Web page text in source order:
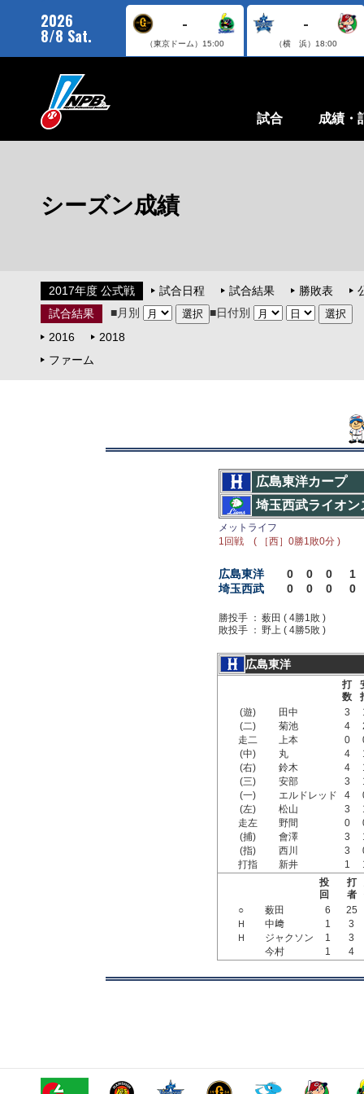
2026
8/8 Sat.
-
（東京ドーム） 15:00
-
（横 浜） 18:00
試合 成績・
シーズン成績
2017年度 公式戦 試合日程 試合結果 勝敗表
試合結果
■月別
■日付別
2016
2018
ファーム
広島東洋カープ
埼玉西武ライオン
メットライフ
1回戦 ( ［西］0勝1敗0分 )
広島東洋 0 0 0
1
埼玉西武
0 0 0 0
勝投手 ： 薮田 ( 4勝1敗 )
敗投手 ： 野上 ( 4勝5敗 )
広島東洋
打
数
(遊)
田中 3
(二)
菊池 4
走二
上本 0
(中)
丸 4
(右)
鈴木 4
(三)
安部 3
(一)
エルドレッド 4
(左)
松山 3
走左
野間 0
(捕)
會澤 3
(指)
西川 3
打指
新井 1
投
回
打
者
○
薮田 6
25
Ｈ
中﨑 1
3
Ｈ
ジャクソン 1
3
今村
1 4